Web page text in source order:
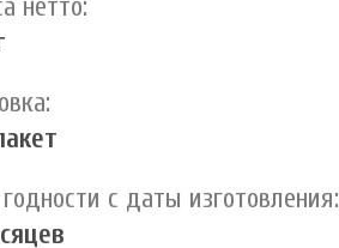
нетто:
с даты изготовления: